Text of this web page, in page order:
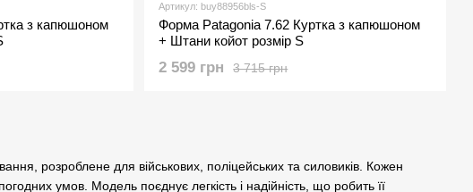
розроблене для військових, поліцейських та силовиків. Кожен
умов. Модель поєднує легкість і надійність, що робить її
з капюшоном
Артикул: buy88956bls-S
Форма Рatagonia 7.62 Куртка з капюшоном
+ Штани койот розмір S
3 715 грн
2 599 грн